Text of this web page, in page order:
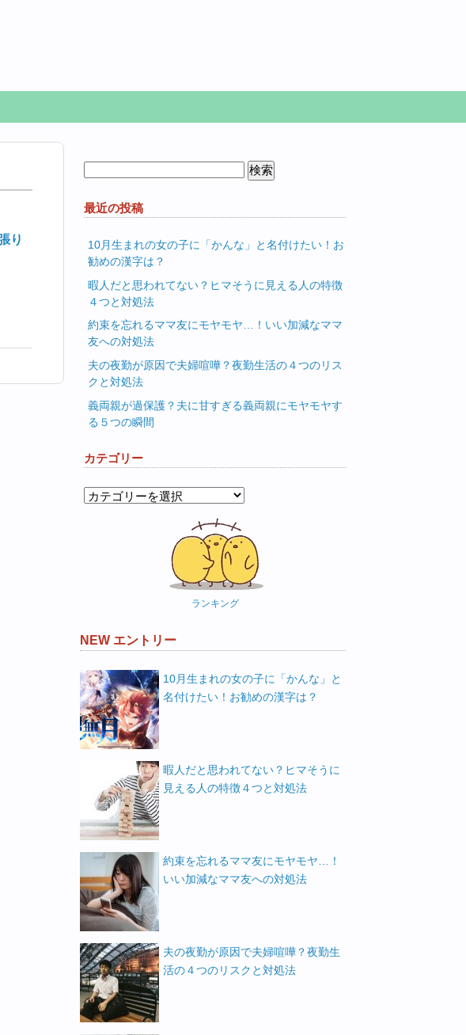
り
最近の投稿
10月生まれの女の子に「かんな」と名付けたい！お
勧めの漢字は？
暇人だと思われてない？ヒマそうに見える人の特徴
４つと対処法
約束を忘れるママ友にモヤモヤ…！いい加減なママ
友への対処法
夫の夜勤が原因で夫婦喧嘩？夜勤生活の４つのリス
クと対処法
義両親が過保護？夫に甘すぎる義両親にモヤモヤす
る５つの瞬間
カテゴリー
カ
ランキング
NEW エントリー
10月生まれの女の子に「かんな」と
名付けたい！お勧めの漢字は？
暇人だと思われてない？ヒマそうに
見える人の特徴４つと対処法
約束を忘れるママ友にモヤモヤ…！
いい加減なママ友への対処法
夫の夜勤が原因で夫婦喧嘩？夜勤生
活の４つのリスクと対処法